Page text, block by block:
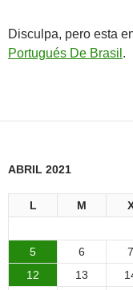
Disculpa, pero esta
Portugués De Brasil .
ABRIL 2021
L M
5
6 7
12
13